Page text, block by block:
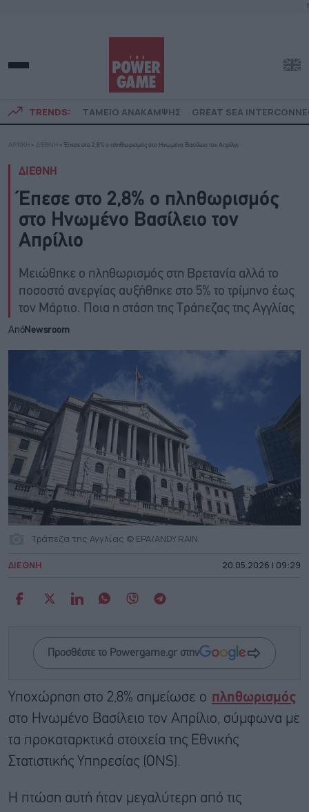
TRENDS: ΤΑΜΕΙΟ ΑΝΑΚΑΜΨΗΣ GREAT SEA
ΑΡΧΙΚΗ » ΔΙΕΘΝΗ » Έπεσε στο 2,8% ο πληθωρισμός στο Ηνωμένο Βασίλειο τον Απρίλιο
ΔΙΕΘΝΗ
Έπεσε στο 2,8% ο πληθωρισμός
στο Ηνωμένο Βασίλειο τον
Απρίλιο
Μειώθηκε ο πληθωρισμός στη Βρετανία αλλά το
ποσοστό ανεργίας αυξήθηκε στο 5% το τρίμηνο έως
τον Μάρτιο. Ποια η στάση της Τράπεζας της Αγγλίας
ΑπόNewsroom
Τράπεζα της Αγγλίας © EPA/ANDY RAIN
ΔΙΕΘΝΗ 20.05.2026 | 09:29
Προσθέστε το Powergame.gr στην
Υποχώρηση στο 2,8% σημείωσε ο πληθωρισμός
στο Ηνωμένο Βασίλειο τον Απρίλιο, σύμφωνα με
τα προκαταρκτικά στοιχεία της Εθνικής
Στατιστικής Υπηρεσίας (ONS).
Η πτώση αυτή ήταν μεγαλύτερη από τις